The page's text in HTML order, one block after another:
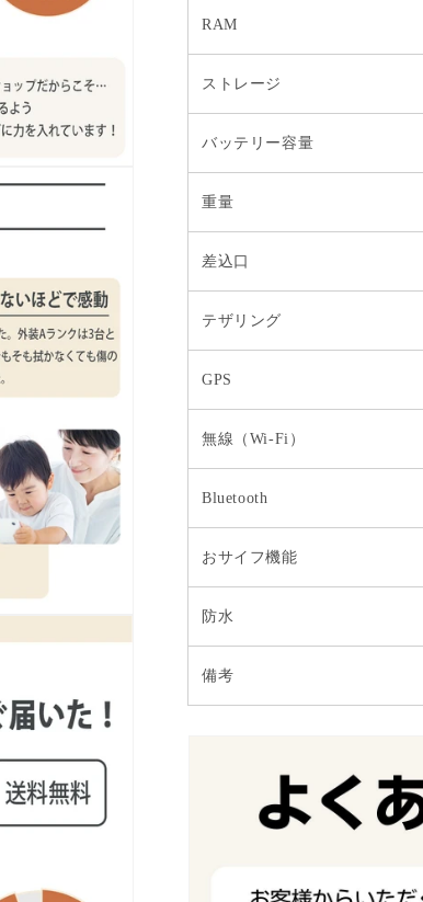
RAM
ストレージ
バッテリー容量
重量
差込口
テザリング
GPS
無線（Wi-Fi）
Bluetooth
おサイフ機能
防水
備考